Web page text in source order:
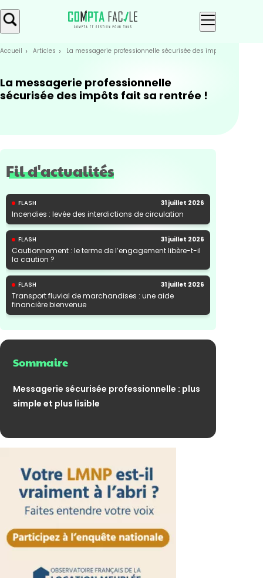
Skip
to
Aller au
contenu
Accueil Articles La messagerie professionnelle sécurisée des impôts fait sa
La messagerie professionnelle
sécurisée des impôts fait sa rentrée !
Fil d'actualités
FLASH 31 juillet 2026
Incendies : levée des interdictions de circulation
FLASH 31 juillet 2026
Cautionnement : le terme de l’engagement libère-t-il
la caution ?
FLASH 31 juillet 2026
Transport fluvial de marchandises : une aide
financière bienvenue
Sommaire
Messagerie sécurisée professionnelle : plus
simple et plus lisible